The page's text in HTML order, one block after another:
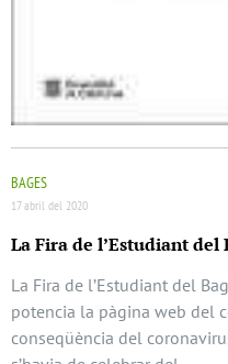
BAGES
17 abril del 2020
La Fira de l’Estudiant
La Fira de l’Estudiant del
potencia la pàgina web del
conseqüència del